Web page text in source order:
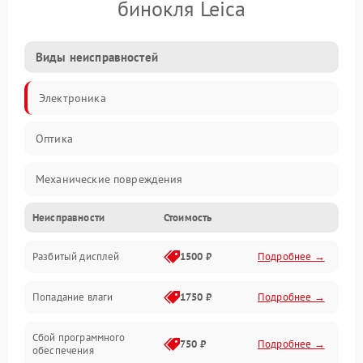
бинокля Leica
Виды неисправностей
Электроника
Оптика
Механические повреждения
Видео
Механика
Управление
Электропитание
Неисправности Стоимость
Разбитый дисплей 1500 ₽ Подробнее →
Попадание влаги 1750 ₽ Подробнее →
Сбой программного
обеспечения
750 ₽ Подробнее →